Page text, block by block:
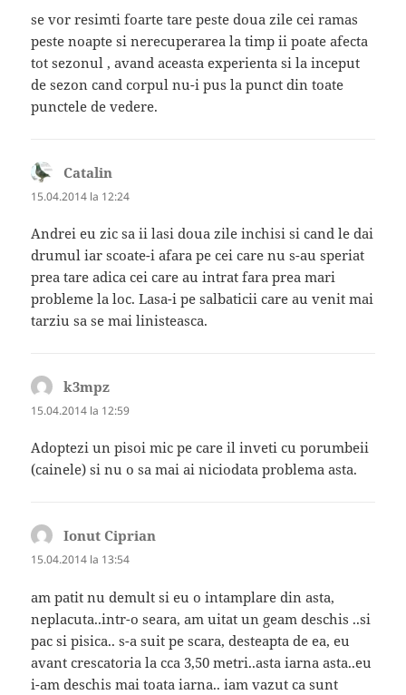
se vor resimti foarte tare peste doua zile cei ramas
peste noapte si nerecuperarea la timp ii poate afecta
tot sezonul , avand aceasta experienta si la inceput
de sezon cand corpul nu-i pus la punct din toate
punctele de vedere.
Catalin
15.04.2014 la 12:24
Andrei eu zic sa ii lasi doua zile inchisi si cand le dai
drumul iar scoate-i afara pe cei care nu s-au speriat
prea tare adica cei care au intrat fara prea mari
probleme la loc. Lasa-i pe salbaticii care au venit mai
tarziu sa se mai linisteasca.
k3mpz
15.04.2014 la 12:59
Adoptezi un pisoi mic pe care il inveti cu porumbeii
(cainele) si nu o sa mai ai niciodata problema asta.
Ionut Ciprian
15.04.2014 la 13:54
am patit nu demult si eu o intamplare din asta,
neplacuta..intr-o seara, am uitat un geam deschis ..si
pac si pisica.. s-a suit pe scara, desteapta de ea, eu
avant crescatoria la cca 3,50 metri..asta iarna asta..eu
i-am deschis mai toata iarna.. iam vazut ca sunt